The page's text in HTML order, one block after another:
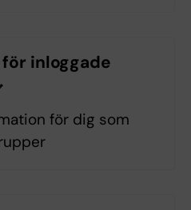
inloggade
för dig som